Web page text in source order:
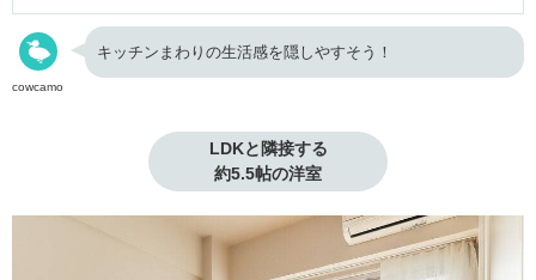
cowcamo
キッチンまわりの生活感を隠しやすそう！
LDKと隣接する
約5.5帖の洋室